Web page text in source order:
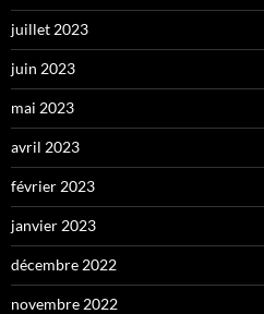
juillet 2023
juin 2023
mai 2023
avril 2023
février 2023
janvier 2023
décembre 2022
novembre 2022